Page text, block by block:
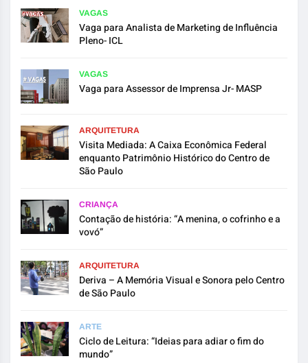
VAGAS
Vaga para Analista de Marketing de Influência
Pleno- ICL
VAGAS
Vaga para Assessor de Imprensa Jr- MASP
ARQUITETURA
Visita Mediada: A Caixa Econômica Federal
enquanto Patrimônio Histórico do Centro de
São Paulo
CRIANÇA
Contação de história: “A menina, o cofrinho e a
vovó”
ARQUITETURA
Deriva – A Memória Visual e Sonora pelo Centro
de São Paulo
ARTE
Ciclo de Leitura: “Ideias para adiar o fim do
mundo”